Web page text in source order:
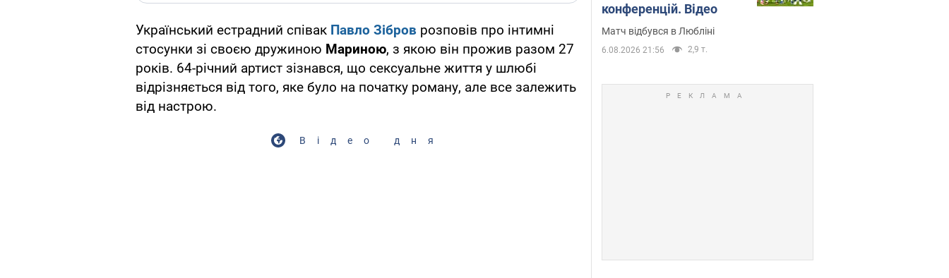
Український естрадний співак Павло Зібров розповів про інтимні
стосунки зі своєю дружиною Мариною, з якою він прожив разом 27
років. 64-річний артист зізнався, що сексуальне життя у шлюбі
відрізняється від того, яке було на початку роману, але все залежить
від настрою.
Відео дня
конференцій. Відео
Матч відбувся в Любліні
6.08.2026 21:56 2,9 т.